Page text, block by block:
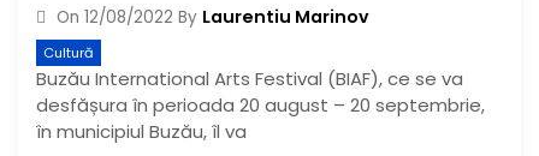
On 12/08/2022 By Laurentiu Marinov
Cultură
Buzău International Arts Festival (BIAF), ce se va
desfășura în perioada 20 august – 20 septembrie,
în municipiul Buzău, îl va